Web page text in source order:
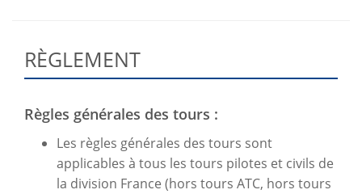
RÈGLEMENT
Règles générales des tours :
Les règles générales des tours sont
applicables à tous les tours pilotes et civils de
la division France (hors tours ATC, hors tours